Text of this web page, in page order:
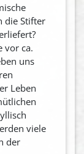
die Stifter
vor ca.
uns
Leben
viele
der